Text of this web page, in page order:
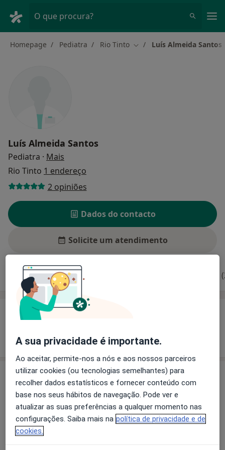
O que procura?
Homepage Pediatra Rio Tinto Mudar de cidade
Luís Almeida Santos
Luís Almeida Santos
Pediatra · Mais
Rio Tinto 1 endereço
2 opiniões
Dados do contacto
Solicite um atendimento
Experiência Opiniões
Experiência
Mostrar mais detalhes
sobre a experiência
Preços
Sem informação sobre serviços e preços
Este especialista ainda não adicionou nenhuma
informação sobre serviços
A sua privacidade é importante.
Ao aceitar, permite-nos a nós e aos nossos parceiros
utilizar cookies (ou tecnologias semelhantes) para
recolher dados estatísticos e fornecer conteúdo com
base nos seus hábitos de navegação. Pode ver e
atualizar as suas preferências a qualquer momento nas
configurações. Saiba mais na política de privacidade e de
cookies.